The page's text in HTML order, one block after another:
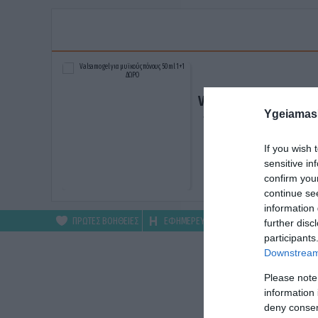
If you wish
sensitive
confirm
continue
information
further
Please
information
deny
Valsamo gel για
πόνους 50ml 1+1
ΑΓΟΡΑΣΕ ΤΟ
ΠΡΩΤΕΣ ΒΟΗΘΕΙΕΣ ΕΦΗΜΕΡΕΥΟΝΤΑ ΦΑΡΜΑΚΕΙΑ